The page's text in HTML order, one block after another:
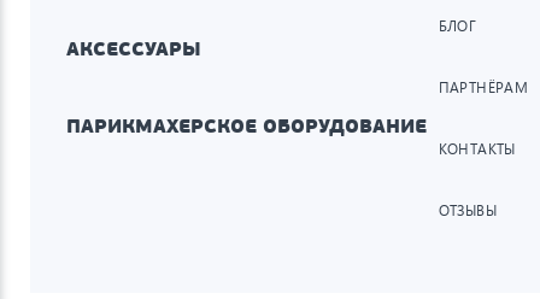
АКСЕССУАРЫ
ПАРИКМАХЕРСКОЕ ОБОРУДОВАНИЕ
БЛОГ
ПАРТНЁРАМ
КОНТАКТЫ
ОТЗЫВЫ